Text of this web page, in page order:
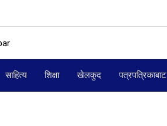
साहित्य शिक्षा खेलकुद पत्रपत्रिकाबाट